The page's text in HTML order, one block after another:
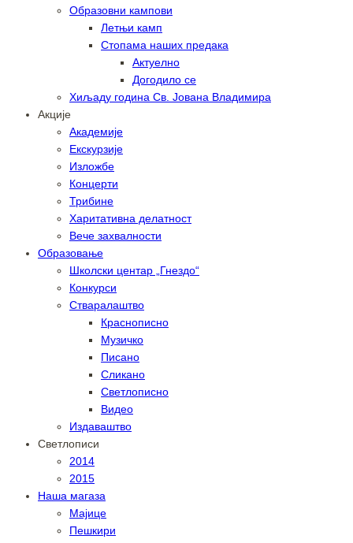
Образовни кампови
Летњи камп
Стопама наших предака
Актуелно
Догодило се
Хиљаду година Св. Јована Владимира
Акције
Академије
Екскурзије
Изложбе
Концерти
Трибине
Харитативна делатност
Вече захвалности
Образовање
Школски центар „Гнездо“
Конкурси
Стваралаштво
Краснописно
Музичко
Писано
Сликано
Светлописно
Видео
Издаваштво
Светлописи
2014
2015
Наша магаза
Мајице
Пешкири